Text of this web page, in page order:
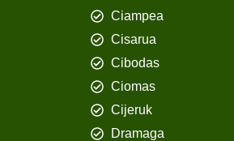
Ciampea
Cisarua
Cibodas
Ciomas
Cijeruk
Dramaga